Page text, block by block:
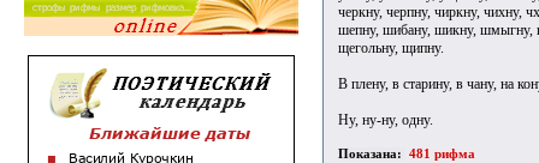
черкну, черпну, чиркну, чихну,
шепну, шибану, шикну, шмыгну,
щегольну, щипну.
В плену, в старину, в чану, на
Ну, ну-ну, одну.
Показана: 481 рифма